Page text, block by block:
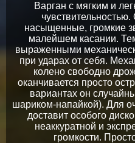
Варган c мягким и
насыщенные, громкие
малейшем касании.
выраженными
при ударах от себя.
колено свободно
оканчивается просто
вариантах он
шариком-напайкой). Для
доставит особого
неаккуратной и
громкости.